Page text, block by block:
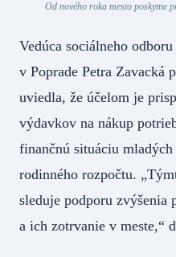
Od nového roka mesto poskytne
Vedúca sociálneho
v Poprade Petra Zavacká
uviedla, že účelom je
výdavkov na nákup
finančnú situáciu
rodinného rozpočtu.
sleduje podporu zvýšenia
a ich zotrvanie v